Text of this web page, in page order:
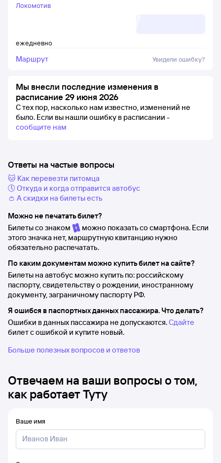
ежедневно
Локомотив
Маршрут Увидели ошибку?
Мы внесли последние изменения в
расписание 29 июня 2026
С тех пор, насколько нам известно, изменений не
было. Если вы нашли ошибку в расписании -
сообщите нам
Ответы на частые вопросы
🐱 Как перевезти питомца
🕔 Откуда и когда отправится автобус
👛 А скидки на билеты есть
Можно не печатать билет?
Билеты со знаком
можно показать со смартфона. Если
этого значка нет, маршрутную квитанцию нужно
обязательно распечатать.
По каким документам можно купить билет на сайте?
Билеты на автобус можно купить по: российскому
паспорту, свидетельству о рождении, иностранному
документу, заграничному паспорту РФ.
Я ошибся в паспортных данных пассажира. Что делать?
Ошибки в данных пассажира не допускаются.Сдайте
билет с ошибкой и купите новый.
Больше полезных вопросов и ответов
Отвечаем на ваши вопросы о том,
как работает Туту
Ваше имя